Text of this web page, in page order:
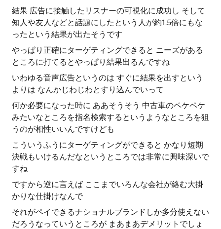
結果 広告に接触したリスナーの可視化に成功し そして
知人や友人などと話題にしたという人が約1.5倍にもな
ったという結果が出たそうです
やっぱり正確にターゲティングできると ニーズがある
ところに打てるとやっぱり結果出るんですね
いわゆる音声広告というのは すぐに結果を出すという
よりは なんかじわじわとすり込んでいって
何か必要になった時に ああそうそう 中古車のペケペケ
みたいなところを指名検索するというようなところを狙
うのが相性いいんですけども
こういうふうにターゲティングができると かなり短期
決戦もいけるんだなというところでは非常に興味深いで
すね
ですから逆に言えば ここまでいろんな会社が絡む大掛
かりな仕掛けなんで
それがペイできるナショナルブランドしか多分使えない
だろうなっていうところが まあまあデメリットでしょ